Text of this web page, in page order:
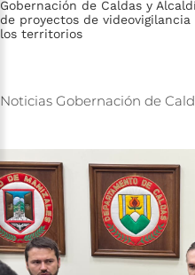
Gobernación de Caldas y
de proyectos de
los territorios
Noticias Gobernación de